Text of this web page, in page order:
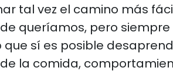
tal vez el camino más
queríamos, pero
que sí es posible
la comida,